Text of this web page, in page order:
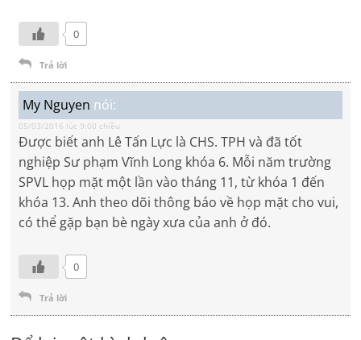
0
Trả lời
My Nguyen nói:
05/03/2016 lúc 9:00 chiều
Được biết anh Lê Tấn Lực là CHS. TPH và đã tốt
nghiệp Sư phạm Vĩnh Long khóa 6. Mỗi năm trường
SPVL họp mặt một lần vào tháng 11, từ khóa 1 đến
khóa 13. Anh theo dõi thông báo về họp mặt cho vui,
có thể gặp bạn bè ngày xưa của anh ở đó.
0
Trả lời